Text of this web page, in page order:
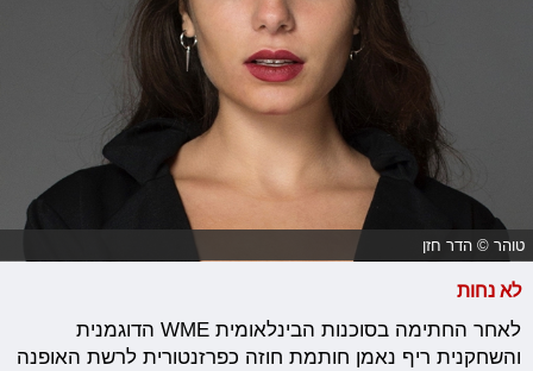
טוהר © הדר חזן
לא נחות
לאחר החתימה בסוכנות הבינלאומית WME הדוגמנית
והשחקנית ריף נאמן חותמת חוזה כפרזנטורית לרשת האופנה